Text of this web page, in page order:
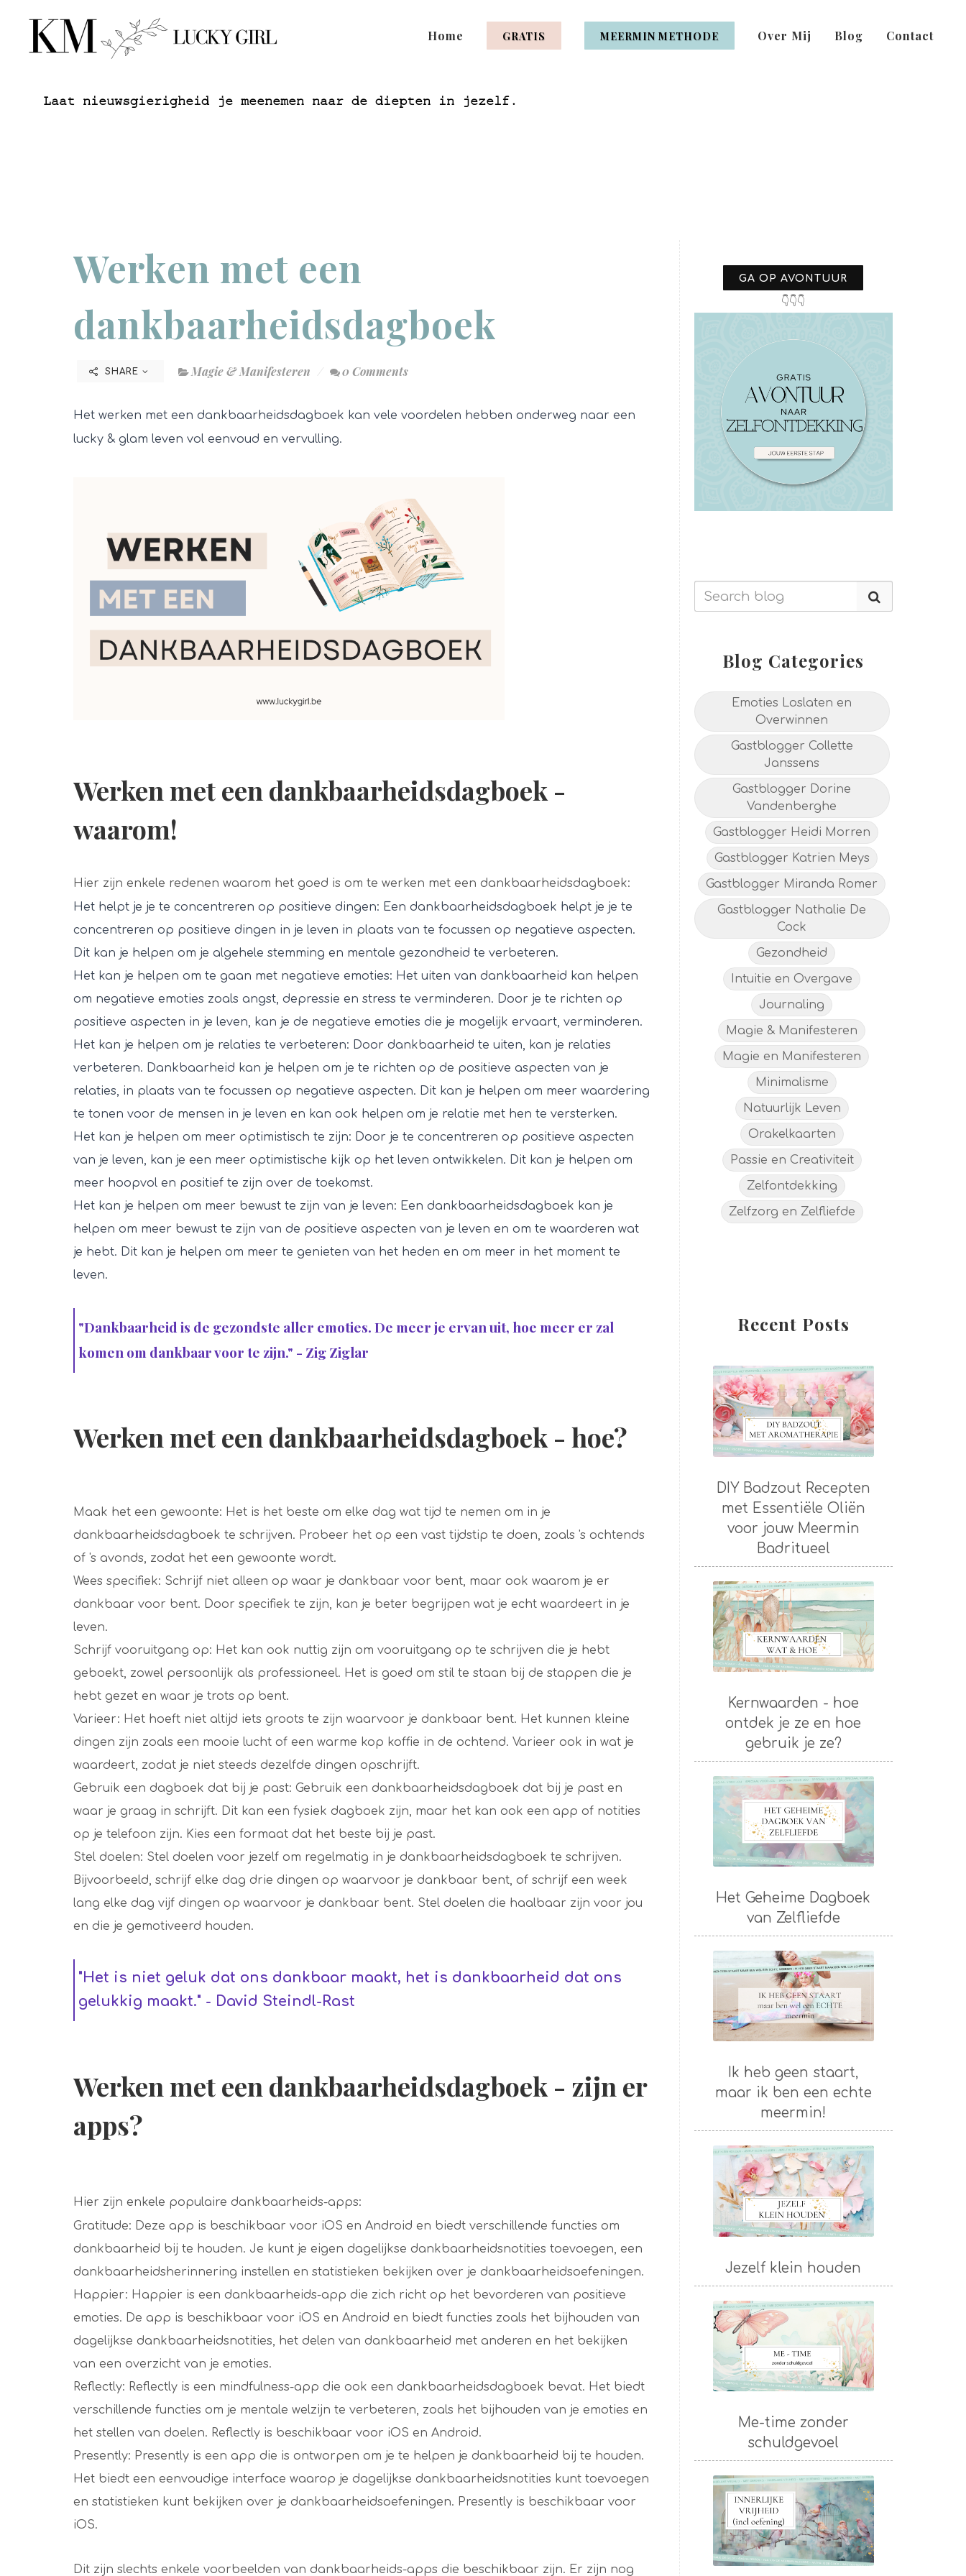
Home GRATIS MEERMIN METHODE Over Mij Blog Contact
Laat nieuwsgierigheid je meenemen naar de diepten in jezelf.
Werken met een
dankbaarheidsdagboek
SHARE Magie & Manifesteren 0 Comments
Het werken met een dankbaarheidsdagboek kan vele voordelen hebben onderweg naar een
lucky & glam leven vol eenvoud en vervulling.
Werken met een dankbaarheidsdagboek -
waarom!
Hier zijn enkele redenen waarom het goed is om te werken met een dankbaarheidsdagboek:
Het helpt je je te concentreren op positieve dingen: Een dankbaarheidsdagboek helpt je je te
concentreren op positieve dingen in je leven in plaats van te focussen op negatieve aspecten.
Dit kan je helpen om je algehele stemming en mentale gezondheid te verbeteren.
Het kan je helpen om te gaan met negatieve emoties: Het uiten van dankbaarheid kan helpen
om negatieve emoties zoals angst, depressie en stress te verminderen. Door je te richten op
positieve aspecten in je leven, kan je de negatieve emoties die je mogelijk ervaart, verminderen.
Het kan je helpen om je relaties te verbeteren: Door dankbaarheid te uiten, kan je relaties
verbeteren. Dankbaarheid kan je helpen om je te richten op de positieve aspecten van je
relaties, in plaats van te focussen op negatieve aspecten. Dit kan je helpen om meer waardering
te tonen voor de mensen in je leven en kan ook helpen om je relatie met hen te versterken.
Het kan je helpen om meer optimistisch te zijn: Door je te concentreren op positieve aspecten
van je leven, kan je een meer optimistische kijk op het leven ontwikkelen. Dit kan je helpen om
meer hoopvol en positief te zijn over de toekomst.
Het kan je helpen om meer bewust te zijn van je leven: Een dankbaarheidsdagboek kan je
helpen om meer bewust te zijn van de positieve aspecten van je leven en om te waarderen wat
je hebt. Dit kan je helpen om meer te genieten van het heden en om meer in het moment te
leven.
"Dankbaarheid is de gezondste aller emoties. De meer je ervan uit, hoe meer er zal
komen om dankbaar voor te zijn." - Zig Ziglar
Werken met een dankbaarheidsdagboek - hoe?
Maak het een gewoonte: Het is het beste om elke dag wat tijd te nemen om in je
dankbaarheidsdagboek te schrijven. Probeer het op een vast tijdstip te doen, zoals 's ochtends
of 's avonds, zodat het een gewoonte wordt.
Wees specifiek: Schrijf niet alleen op waar je dankbaar voor bent, maar ook waarom je er
dankbaar voor bent. Door specifiek te zijn, kan je beter begrijpen wat je echt waardeert in je
leven.
Schrijf vooruitgang op: Het kan ook nuttig zijn om vooruitgang op te schrijven die je hebt
geboekt, zowel persoonlijk als professioneel. Het is goed om stil te staan bij de stappen die je
hebt gezet en waar je trots op bent.
Varieer: Het hoeft niet altijd iets groots te zijn waarvoor je dankbaar bent. Het kunnen kleine
dingen zijn zoals een mooie lucht of een warme kop koffie in de ochtend. Varieer ook in wat je
waardeert, zodat je niet steeds dezelfde dingen opschrijft.
Gebruik een dagboek dat bij je past: Gebruik een dankbaarheidsdagboek dat bij je past en
waar je graag in schrijft. Dit kan een fysiek dagboek zijn, maar het kan ook een app of notities
op je telefoon zijn. Kies een formaat dat het beste bij je past.
Stel doelen: Stel doelen voor jezelf om regelmatig in je dankbaarheidsdagboek te schrijven.
Bijvoorbeeld, schrijf elke dag drie dingen op waarvoor je dankbaar bent, of schrijf een week
lang elke dag vijf dingen op waarvoor je dankbaar bent. Stel doelen die haalbaar zijn voor jou
en die je gemotiveerd houden.
"Het is niet geluk dat ons dankbaar maakt, het is dankbaarheid dat ons
gelukkig maakt." - David Steindl-Rast
Werken met een dankbaarheidsdagboek - zijn er
apps?
Hier zijn enkele populaire dankbaarheids-apps:
Gratitude: Deze app is beschikbaar voor iOS en Android en biedt verschillende functies om
dankbaarheid bij te houden. Je kunt je eigen dagelijkse dankbaarheidsnotities toevoegen, een
dankbaarheidsherinnering instellen en statistieken bekijken over je dankbaarheidsoefeningen.
Happier: Happier is een dankbaarheids-app die zich richt op het bevorderen van positieve
emoties. De app is beschikbaar voor iOS en Android en biedt functies zoals het bijhouden van
dagelijkse dankbaarheidsnotities, het delen van dankbaarheid met anderen en het bekijken
van een overzicht van je emoties.
Reflectly: Reflectly is een mindfulness-app die ook een dankbaarheidsdagboek bevat. Het biedt
verschillende functies om je mentale welzijn te verbeteren, zoals het bijhouden van je emoties en
het stellen van doelen. Reflectly is beschikbaar voor iOS en Android.
Presently: Presently is een app die is ontworpen om je te helpen je dankbaarheid bij te houden.
Het biedt een eenvoudige interface waarop je dagelijkse dankbaarheidsnotities kunt toevoegen
en statistieken kunt bekijken over je dankbaarheidsoefeningen. Presently is beschikbaar voor
iOS.
Dit zijn slechts enkele voorbeelden van dankbaarheids-apps die beschikbaar zijn. Er zijn nog
GA OP AVONTUUR
👇👇👇
Blog Categories
Emoties Loslaten en
Overwinnen
Gastblogger Collette
Janssens
Gastblogger Dorine
Vandenberghe
Gastblogger Heidi Morren
Gastblogger Katrien Meys
Gastblogger Miranda Romer
Gastblogger Nathalie De
Cock
Gezondheid
Intuitie en Overgave
Journaling
Magie & Manifesteren
Magie en Manifesteren
Minimalisme
Natuurlijk Leven
Orakelkaarten
Passie en Creativiteit
Zelfontdekking
Zelfzorg en Zelfliefde
Recent Posts
DIY Badzout Recepten
met Essentiële Oliën
voor jouw Meermin
Badritueel
Kernwaarden - hoe
ontdek je ze en hoe
gebruik je ze?
Het Geheime Dagboek
van Zelfliefde
Ik heb geen staart,
maar ik ben een echte
meermin!
Jezelf klein houden
Me-time zonder
schuldgevoel